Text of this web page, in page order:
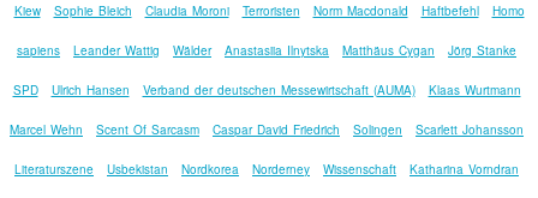
Kiew Sophie Bleich Claudia Moroni Terroristen Norm Macdonald Haftbefehl Homo
sapiens Leander Wattig Wälder Anastasiia Ilnytska Matthäus Cygan Jörg Stanke
SPD Ulrich Hansen Verband der deutschen Messewirtschaft (AUMA) Klaas Wurtmann
Marcel Wehn Scent Of Sarcasm Caspar David Friedrich Solingen Scarlett Johansson
Literaturszene Usbekistan Nordkorea Norderney Wissenschaft Katharina Vorndran